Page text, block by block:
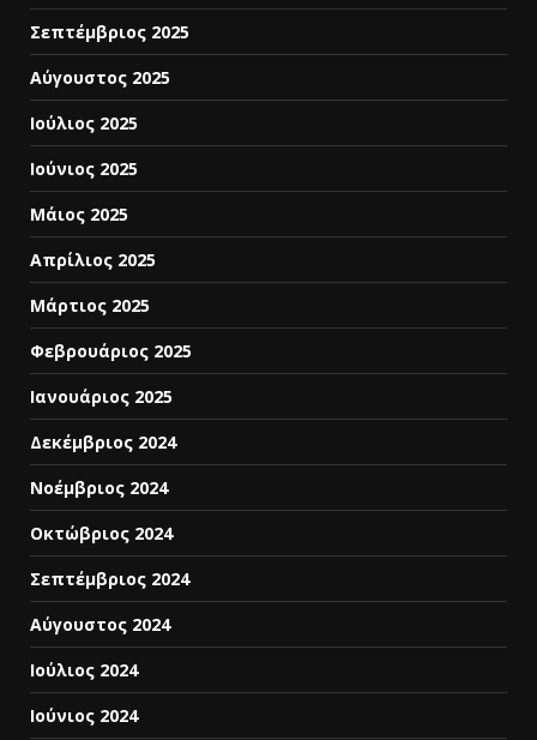
Σεπτέμβριος 2025
Αύγουστος 2025
Ιούλιος 2025
Ιούνιος 2025
Μάιος 2025
Απρίλιος 2025
Μάρτιος 2025
Φεβρουάριος 2025
Ιανουάριος 2025
Δεκέμβριος 2024
Νοέμβριος 2024
Οκτώβριος 2024
Σεπτέμβριος 2024
Αύγουστος 2024
Ιούλιος 2024
Ιούνιος 2024